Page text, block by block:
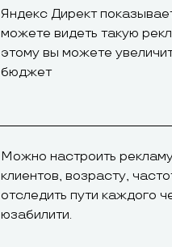
Яндекс Директ
можете видеть такую
этому вы можете
бюджет
Можно настроить
клиентов, возрасту,
отследить пути каждого
юзабилити.